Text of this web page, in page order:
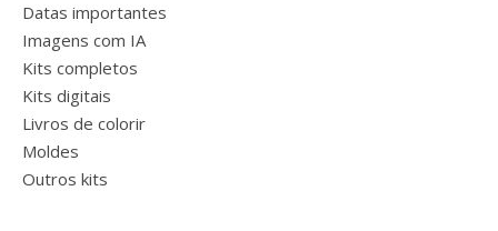
Datas importantes
Imagens com IA
Kits completos
Kits digitais
Livros de colorir
Moldes
Outros kits